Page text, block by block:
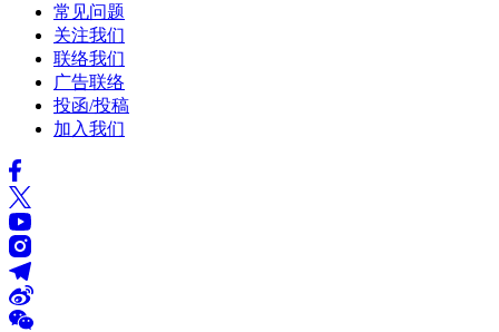
常见问题
关注我们
联络我们
广告联络
投函/投稿
加入我们